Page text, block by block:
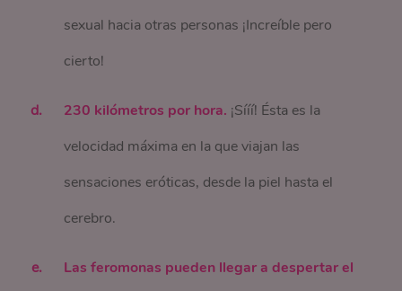
sexual hacia otras personas ¡Increíble pero
cierto!
230 kilómetros por hora. ¡Sííí! Ésta es la
velocidad máxima en la que viajan las
sensaciones eróticas, desde la piel hasta el
cerebro.
Las feromonas pueden llegar a despertar el